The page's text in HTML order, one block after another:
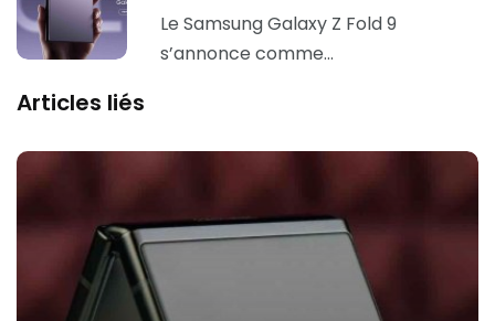
Le Samsung Galaxy Z Fold 9
s’annonce comme…
Articles liés